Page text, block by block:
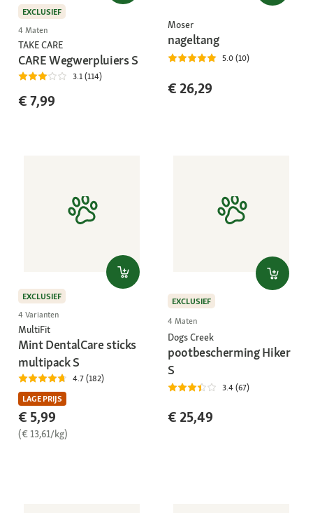
EXCLUSIEF
4 Maten
TAKE CARE
CARE Wegwerpluiers S
3.1 (114)
€ 7,99
Moser
nageltang
5.0 (10)
€ 26,29
EXCLUSIEF
4 Varianten
MultiFit
Mint DentalCare sticks
multipack S
4.7 (182)
LAGE PRIJS
€ 5,99
(€ 13,61/kg)
EXCLUSIEF
4 Maten
Dogs Creek
pootbescherming Hiker
S
3.4 (67)
€ 25,49